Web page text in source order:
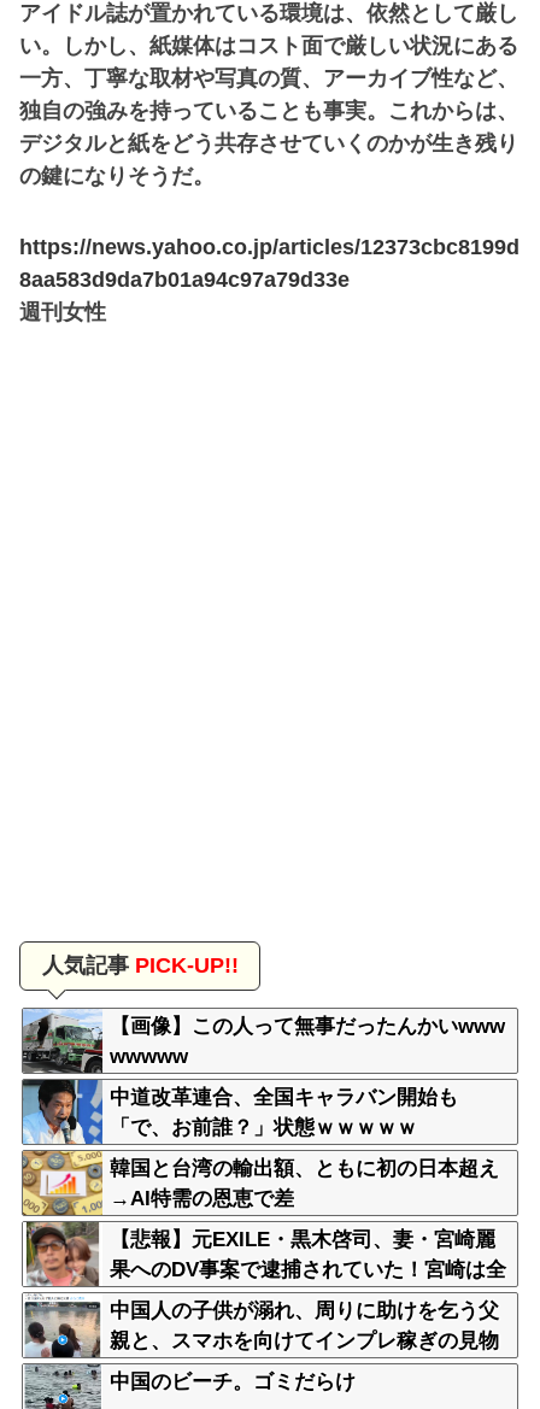
アイドル誌が置かれている環境は、依然として厳し
い。しかし、紙媒体はコスト面で厳しい状況にある
一方、丁寧な取材や写真の質、アーカイブ性など、
独自の強みを持っていることも事実。これからは、
デジタルと紙をどう共存させていくのかが生き残り
の鍵になりそうだ。
https://news.yahoo.co.jp/articles/12373cbc8199d
8aa583d9da7b01a94c97a79d33e
週刊女性
人気記事PICK-UP!!
【画像】この人って無事だったんかいwww
wwwww
中道改革連合、全国キャラバン開始も
「で、お前誰？」状態ｗｗｗｗｗ
韓国と台湾の輸出額、ともに初の日本超え
→AI特需の恩恵で差
【悲報】元EXILE・黒木啓司、妻・宮崎麗
果へのDV事案で逮捕されていた！宮崎は全
身打撲、頭部裂傷及び打撲、頸部損
傷・・・
中国人の子供が溺れ、周りに助けを乞う父
親と、スマホを向けてインプレ稼ぎの見物
人
中国のビーチ。ゴミだらけ